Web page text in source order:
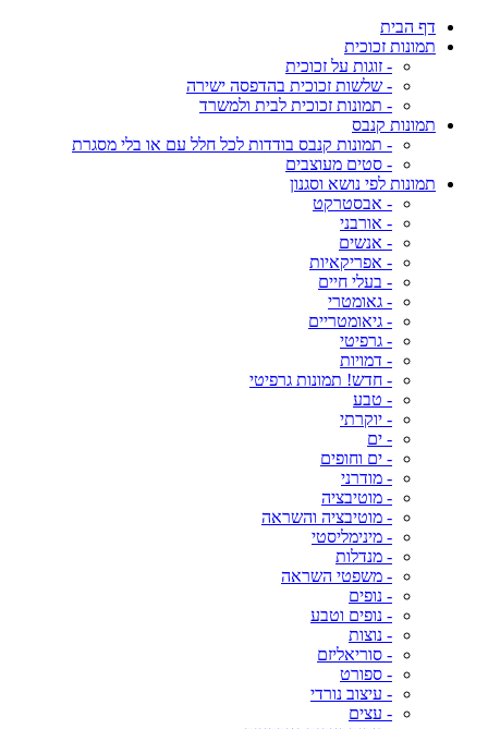
דף הבית
תמונות זכוכית
- זוגות על זכוכית
- שלשות זכוכית בהדפסה ישירה
- תמונות זכוכית לבית ולמשרד
תמונות קנבס
- תמונות קנבס בודדות לכל חלל עם או בלי מסגרת
- סטים מעוצבים
תמונות לפי נושא וסגנון
- אבסטרקט
- אורבני
- אנשים
- אפריקאיות
- בעלי חיים
- גאומטרי
- גיאומטריים
- גרפיטי
- דמויות
- חדש! תמונות גרפיטי
- טבע
- יוקרתי
- ים
- ים וחופים
- מודרני
- מוטיבציה
- מוטיבציה והשראה
- מינימליסטי
- מנדלות
- משפטי השראה
- נופים
- נופים וטבע
- נוצות
- סוריאליזם
- ספורט
- עיצוב נורדי
- עצים